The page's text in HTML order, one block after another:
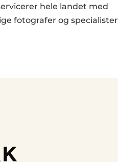
hele landet med
fotografer og specialister